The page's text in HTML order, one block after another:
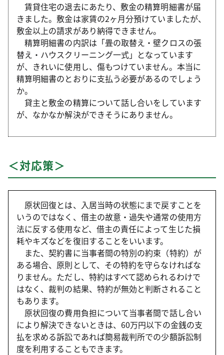
賃貸住宅の退去にあたり、敷金の精算明細書が届
きました。敷金は家賃の2ヶ月分預けていましたが、
敷金以上の請求があり納得できません。
精算明細書の内訳は「畳の取替え・壁クロスの張
替え・ハウスクリーニング一式」となっています
が、きれいに使用し、傷もつけていません。本当に
精算明細書のとおりに支払う必要があるのでしょう
か。
貸主と敷金の精算について話し合いをしています
が、なかなか解決ができそうにありません。
＜対応策＞
原状回復とは、入居当時の状態にまで戻すことを
いうのではなく、借主の故意・過失や通常の使用方
法に反する使用など、借主の責任によって生じた損
耗やキズなどを復旧することをいいます。
また、契約書に当事者間の特別の約束（特約）が
ある場合、原則として、その特約を守らなければな
りません。ただし、特約はすべて認められるわけで
はなく、裁判の結果、特約が無効と判断されること
もあります。
原状回復の費用負担について当事者間で話し合い
により解決できないときは、60万円以下の金銭の支
払を求める訴訟であれば簡易裁判所での少額訴訟制
度を利用することもできます。